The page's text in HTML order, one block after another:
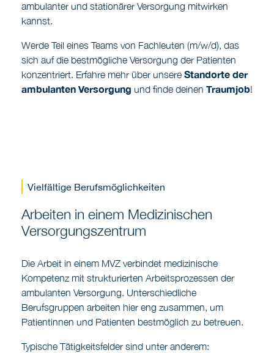
ambulanter und stationärer Versorgung mitwirken
kannst.
Werde Teil eines Teams von Fachleuten (m/w/d), das
sich auf die bestmögliche Versorgung der Patienten
konzentriert. Erfahre mehr über unsere Standorte der
ambulanten Versorgung und finde deinen Traumjob!
Vielfältige Berufsmöglichkeiten
Arbeiten in einem Medizinischen
Versorgungszentrum
Die Arbeit in einem MVZ verbindet medizinische
Kompetenz mit strukturierten Arbeitsprozessen der
ambulanten Versorgung. Unterschiedliche
Berufsgruppen arbeiten hier eng zusammen, um
Patientinnen und Patienten bestmöglich zu betreuen.
Typische Tätigkeitsfelder sind unter anderem: